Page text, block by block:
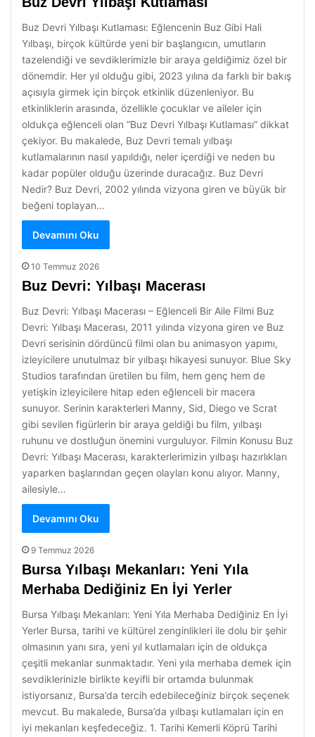
Buz Devri Yılbaşı Kutlaması: Eğlencenin Buz Gibi Hali
Yılbaşı, birçok kültürde yeni bir başlangıcın, umutların
tazelendiği ve sevdiklerimizle bir araya geldiğimiz özel bir
dönemdir. Her yıl olduğu gibi, 2023 yılına da farklı bir bakış
açısıyla girmek için birçok etkinlik düzenleniyor. Bu
etkinliklerin arasında, özellikle çocuklar ve aileler için
oldukça eğlenceli olan “Buz Devri Yılbaşı Kutlaması” dikkat
çekiyor. Bu makalede, Buz Devri temalı yılbaşı
kutlamalarının nasıl yapıldığı, neler içerdiği ve neden bu
kadar popüler olduğu üzerinde duracağız. Buz Devri
Nedir? Buz Devri, 2002 yılında vizyona giren ve büyük bir
beğeni toplayan…
Devamını Oku
10 Temmuz 2026
Buz Devri: Yılbaşı Macerası
Buz Devri: Yılbaşı Macerası – Eğlenceli Bir Aile Filmi Buz
Devri: Yılbaşı Macerası, 2011 yılında vizyona giren ve Buz
Devri serisinin dördüncü filmi olan bu animasyon yapımı,
izleyicilere unutulmaz bir yılbaşı hikayesi sunuyor. Blue Sky
Studios tarafından üretilen bu film, hem genç hem de
yetişkin izleyicilere hitap eden eğlenceli bir macera
sunuyor. Serinin karakterleri Manny, Sid, Diego ve Scrat
gibi sevilen figürlerin bir araya geldiği bu film, yılbaşı
ruhunu ve dostluğun önemini vurguluyor. Filmin Konusu Buz
Devri: Yılbaşı Macerası, karakterlerimizin yılbaşı hazırlıkları
yaparken başlarından geçen olayları konu alıyor. Manny,
ailesiyle…
Devamını Oku
9 Temmuz 2026
Bursa Yılbaşı Mekanları: Yeni Yıla
Merhaba Dediğiniz En İyi Yerler
Bursa Yılbaşı Mekanları: Yeni Yıla Merhaba Dediğiniz En İyi
Yerler Bursa, tarihi ve kültürel zenginlikleri ile dolu bir şehir
olmasının yanı sıra, yeni yıl kutlamaları için de oldukça
çeşitli mekanlar sunmaktadır. Yeni yıla merhaba demek için
sevdiklerinizle birlikte keyifli bir ortamda bulunmak
istiyorsanız, Bursa’da tercih edebileceğiniz birçok seçenek
mevcut. Bu makalede, Bursa’da yılbaşı kutlamaları için en
iyi mekanları keşfedeceğiz. 1. Tarihi Kemerli Köprü Tarihi